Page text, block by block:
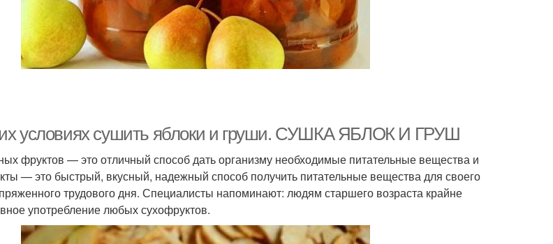
условиях сушить яблоки и груши. СУШКА ЯБЛОК И ГРУШ
фруктов — это отличный способ дать организму необходимые питательные вещества и
— это быстрый, вкусный, надежный способ получить питательные вещества для своего
трудового дня. Специалисты напоминают: людям старшего возраста крайне
употребление любых сухофруктов.